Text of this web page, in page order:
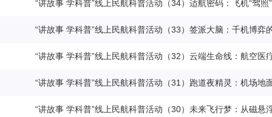
“讲故事 学科普”线上民航科普活动（34）适航密码：飞机“驾照
“讲故事 学科普”线上民航科普活动（33）签派大脑：千机博弈
“讲故事 学科普”线上民航科普活动（32）云端生命线：航空医
“讲故事 学科普”线上民航科普活动（31）跑道夜精灵：机场地
“讲故事 学科普”线上民航科普活动（30）未来飞行梦：从磁悬